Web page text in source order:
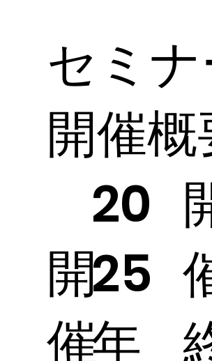
セミ
開催概
開
催
20
25
年